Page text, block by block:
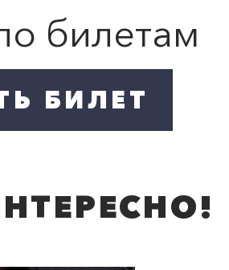
билетам